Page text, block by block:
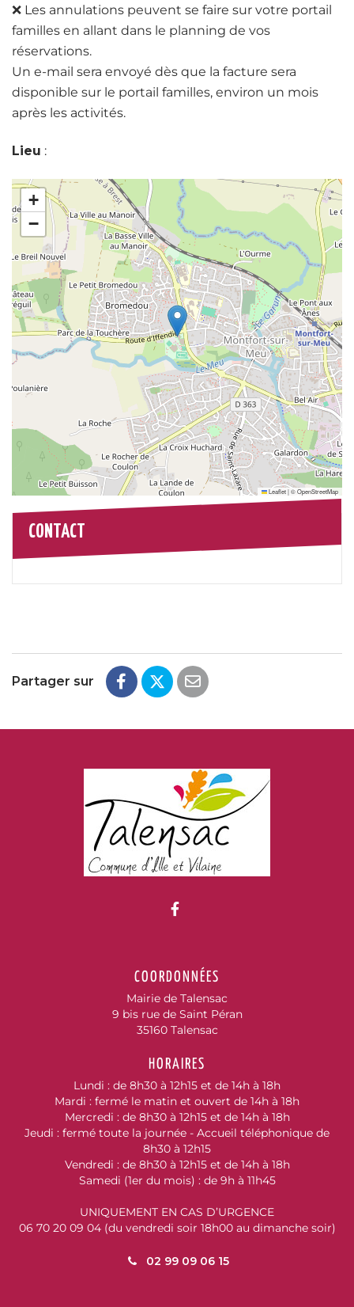
❌ Les annulations peuvent se faire sur votre portail
familles en allant dans le planning de vos
réservations.
Un e-mail sera envoyé dès que la facture sera
disponible sur le portail familles, environ un mois
après les activités.
Lieu :
+
−
Leaflet|©OpenStreetMap
CONTACT
Partager sur
Lien vers le compte
COORDONNÉES
Mairie de Talensac
9 bis rue de Saint Péran
35160 Talensac
HORAIRES
Lundi : de 8h30 à 12h15 et de 14h à 18h
Mardi : fermé le matin et ouvert de 14h à 18h
Mercredi : de 8h30 à 12h15 et de 14h à 18h
Jeudi : fermé toute la journée - Accueil téléphonique de
8h30 à 12h15
Vendredi : de 8h30 à 12h15 et de 14h à 18h
Samedi (1er du mois) : de 9h à 11h45
UNIQUEMENT EN CAS D’URGENCE
06 70 20 09 04 (du vendredi soir 18h00 au dimanche soir)
02 99 09 06 15